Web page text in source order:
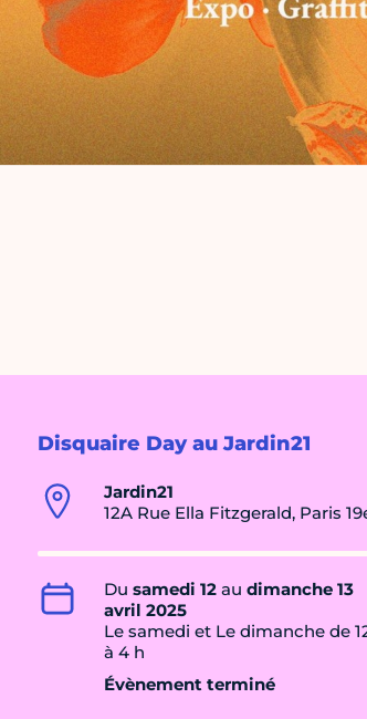
Disquaire Day au Jardin21
Jardin21
12A Rue Ella Fitzgerald, Paris
Du samedi 12 au dimanche 13
avril 2025
Le samedi et Le dimanche de
à 4 h
Évènement terminé